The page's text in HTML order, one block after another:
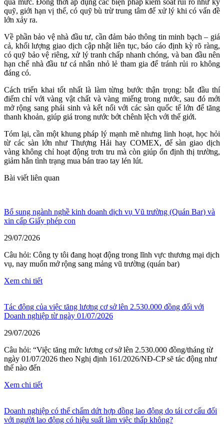
quá mức. Đồng thời áp dụng các biện pháp kiểm soát rủi ro như ký
quỹ, giới hạn vị thế, có quỹ bù trừ trung tâm để xử lý khi có vấn đề
lớn xảy ra.
Về phần bảo vệ nhà đầu tư, cần đảm bảo thông tin minh bạch – giá
cả, khối lượng giao dịch cập nhật liên tục, báo cáo định kỳ rõ ràng,
có quỹ bảo vệ riêng, xử lý tranh chấp nhanh chóng, và ban đầu nên
hạn chế nhà đầu tư cá nhân nhỏ lẻ tham gia để tránh rủi ro không
đáng có.
Cách triển khai tốt nhất là làm từng bước thận trọng: bắt đầu thí
điểm chỉ với vàng vật chất và vàng miếng trong nước, sau đó mới
mở rộng sang phái sinh và kết nối với các sàn quốc tế lớn để tăng
thanh khoản, giúp giá trong nước bớt chênh lệch với thế giới.
Tóm lại, cần một khung pháp lý mạnh mẽ nhưng linh hoạt, học hỏi
từ các sàn lớn như Thượng Hải hay COMEX, để sàn giao dịch
vàng không chỉ hoạt động trơn tru mà còn giúp ổn định thị trường,
giảm hẳn tình trạng mua bán trao tay lén lút.
Bài viết liên quan
Bổ sung ngành nghề kinh doanh dịch vụ Vũ trường (Quán Bar) và
xin cấp Giấy phép con
29/07/2026
Câu hỏi: Công ty tôi đang hoạt động trong lĩnh vực thương mại dịch
vụ, nay muốn mở rộng sang mảng vũ trường (quán bar)
Xem chi tiết
Tác động của việc tăng lương cơ sở lên 2.530.000 đồng đối với
Doanh nghiệp từ ngày 01/07/2026
29/07/2026
Câu hỏi: “Việc tăng mức lương cơ sở lên 2.530.000 đồng/tháng từ
ngày 01/07/2026 theo Nghị định 161/2026/NĐ-CP sẽ tác động như
thế nào đến
Xem chi tiết
Doanh nghiệp có thể chấm dứt hợp đồng lao động do tái cơ cấu đối
với người lao động có hiệu suất làm việc thấp không?